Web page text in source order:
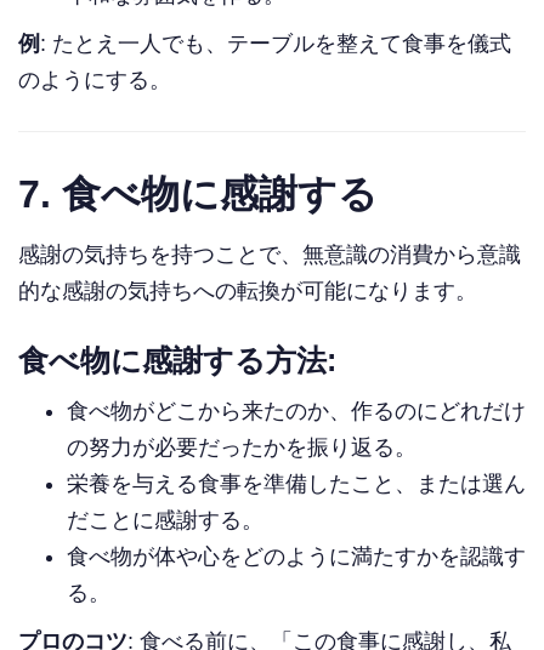
例 : たとえ一人でも、テーブルを整えて食事を儀式
のようにする。
7. 食べ物に感謝する
感謝の気持ちを持つことで、無意識の消費から意識
的な感謝の気持ちへの転換が可能になります。
食べ物に感謝する方法:
食べ物がどこから来たのか、作るのにどれだけ
の努力が必要だったかを振り返る。
栄養を与える食事を準備したこと、または選ん
だことに感謝する。
食べ物が体や心をどのように満たすかを認識す
る。
プロのコツ: 食べる前に、「この食事に感謝し、私